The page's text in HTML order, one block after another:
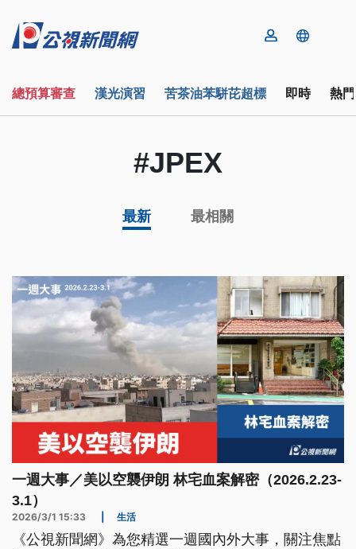
總預算審查 漢光演習 苦茶油苯駢芘超標 即時 熱
#JPEX
最新 最相關
一週大事／美以空襲伊朗 林宅血案解密（2026.2.23-
3.1）
2026/3/1 15:33 生活
《公視新聞網》為您精選一週國內外大事，關注焦點